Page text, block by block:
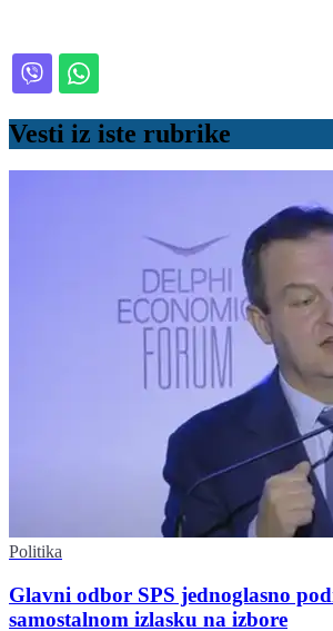
Vesti iz iste rubrike
Politika
Glavni odbor SPS jednoglasno
samostalnom izlasku na izbore